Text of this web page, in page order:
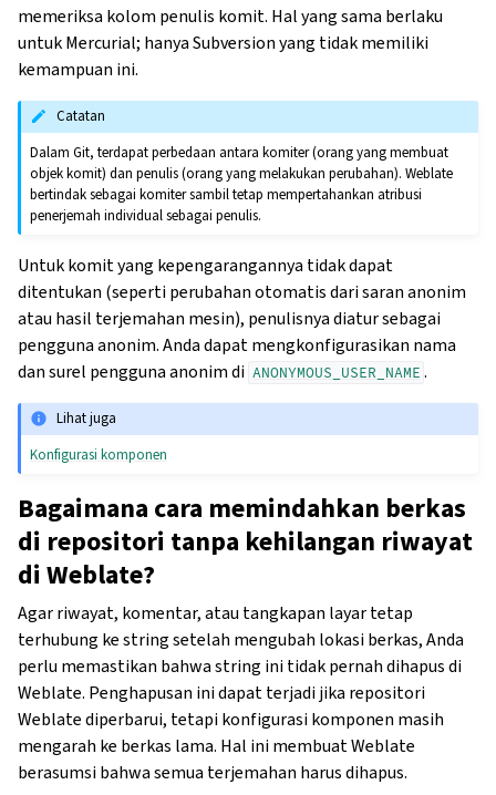
memeriksa kolom penulis komit. Hal yang sama berlaku
untuk Mercurial; hanya Subversion yang tidak memiliki
kemampuan ini.
Catatan
Dalam Git, terdapat perbedaan antara komiter (orang yang membuat
objek komit) dan penulis (orang yang melakukan perubahan). Weblate
bertindak sebagai komiter sambil tetap mempertahankan atribusi
penerjemah individual sebagai penulis.
Untuk komit yang kepengarangannya tidak dapat
ditentukan (seperti perubahan otomatis dari saran anonim
atau hasil terjemahan mesin), penulisnya diatur sebagai
pengguna anonim. Anda dapat mengkonfigurasikan nama
dan surel pengguna anonim di ANONYMOUS_USER_NAME .
Lihat juga
Konfigurasi komponen
Bagaimana cara memindahkan berkas
di repositori tanpa kehilangan riwayat
di Weblate?
Agar riwayat, komentar, atau tangkapan layar tetap
terhubung ke string setelah mengubah lokasi berkas, Anda
perlu memastikan bahwa string ini tidak pernah dihapus di
Weblate. Penghapusan ini dapat terjadi jika repositori
Weblate diperbarui, tetapi konfigurasi komponen masih
mengarah ke berkas lama. Hal ini membuat Weblate
berasumsi bahwa semua terjemahan harus dihapus.